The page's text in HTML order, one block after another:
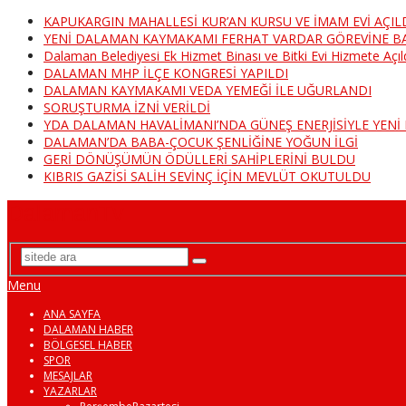
KAPUKARGIN MAHALLESİ KUR’AN KURSU VE İMAM EVİ
YENİ DALAMAN KAYMAKAMI FERHAT VARDAR GÖREVİNE
Dalaman Belediyesi Ek Hizmet Binası ve Bitki Evi Hizmete
DALAMAN MHP İLÇE KONGRESİ YAPILDI
DALAMAN KAYMAKAMI VEDA YEMEĞİ İLE UĞURLANDI
SORUŞTURMA İZNİ VERİLDİ
YDA DALAMAN HAVALİMANI’NDA GÜNEŞ ENERJİSİYLE
DALAMAN’DA BABA-ÇOCUK ŞENLİĞİNE YOĞUN İLGİ
GERİ DÖNÜŞÜMÜN ÖDÜLLERİ SAHİPLERİNİ BULDU
KIBRIS GAZİSİ SALİH SEVİNÇ İÇİN MEVLÜT OKUTULDU
Menu
ANA SAYFA
DALAMAN HABER
BÖLGESEL HABER
SPOR
MESAJLAR
YAZARLAR